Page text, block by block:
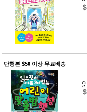
단행본 $50 이상 무료배송